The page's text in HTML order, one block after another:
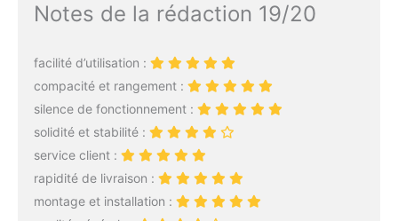
Notes de la rédaction 19/20
facilité d’utilisation :
compacité et rangement :
silence de fonctionnement :
solidité et stabilité :
service client :
rapidité de livraison :
montage et installation :